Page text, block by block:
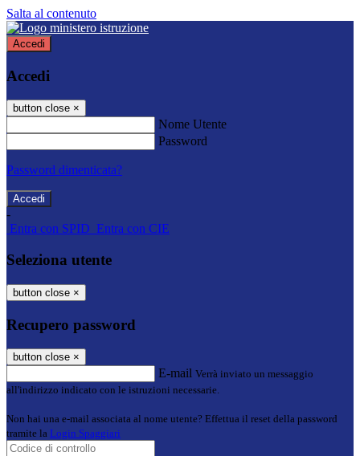
Salta al contenuto
Accedi
Accedi
button close ×
Nome Utente
Password
Password dimenticata?
-
Entra con SPID Entra con CIE
Seleziona utente
button close ×
Recupero password
button close ×
E-mail Verrà inviato un messaggio
all'indirizzo indicato con le istruzioni necessarie.
Non hai una e-mail associata al nome utente? Effettua il reset della password
tramite la Login Spaggiari